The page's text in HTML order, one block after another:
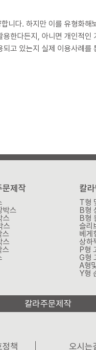
습니다. 회사
한다든지, 아니면 개인적인
고 있는지 실제 이용사례를
문제작
박스
스
스
스
스
스
칼
T형
B형
B형
슬리
베게
상하
P형
G형
A형
Y형
칼라주문제작
책 오시는